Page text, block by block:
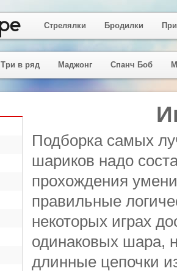
Подборка самых
шариков надо
прохождения
правильные
некоторых играх
одинаковых шара,
длинные цепочки
Стрелялки Бродилки
Три в ряд Маджонг Спанч Боб